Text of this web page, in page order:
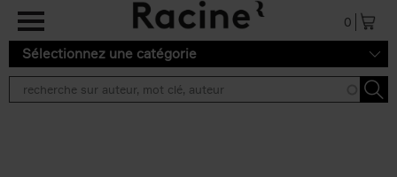
Aller au contenu principal
0
Sélectionnez une catégorie